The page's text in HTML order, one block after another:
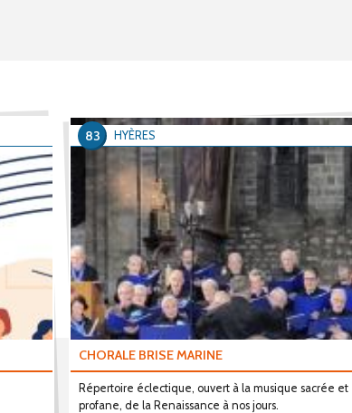
CHORALE BRISE MARINE
Répertoire éclectique, ouvert à la musique sacrée et
profane, de la Renaissance à nos jours.
HYÈRES
83